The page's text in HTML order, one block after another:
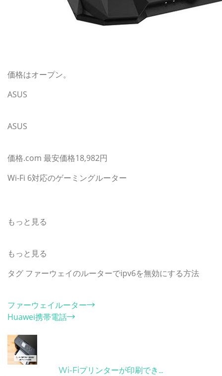
価格はオープン。
ASUS
ASUS
価格.com 最安価格18,982円
Wi-Fi 6対応のゲーミングルーター
もっと見る
もっと見る
タグ ファーウェイのルーターでipv6を無効にする方法
ファーウェイルーター
Huawei携帯電話
Wi-Fiプリンターが印刷でき...